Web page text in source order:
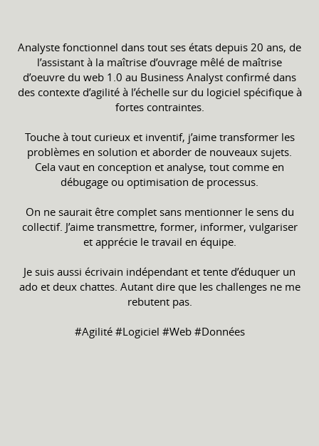
Analyste fonctionnel dans tout ses états depuis 20 ans, de
l’assistant à la maîtrise d’ouvrage mêlé de maîtrise
d’oeuvre du web 1.0 au Business Analyst confirmé dans
des contexte d’agilité à l’échelle sur du logiciel spécifique à
fortes contraintes.
Touche à tout curieux et inventif, j’aime transformer les
problèmes en solution et aborder de nouveaux sujets.
Cela vaut en conception et analyse, tout comme en
débugage ou optimisation de processus.
On ne saurait être complet sans mentionner le sens du
collectif. J’aime transmettre, former, informer, vulgariser
et apprécie le travail en équipe.
Je suis aussi écrivain indépendant et tente d’éduquer un
ado et deux chattes. Autant dire que les challenges ne me
rebutent pas.
#Agilité #Logiciel #Web #Données